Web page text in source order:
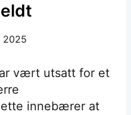
2025
vært utsatt for et
innebærer at